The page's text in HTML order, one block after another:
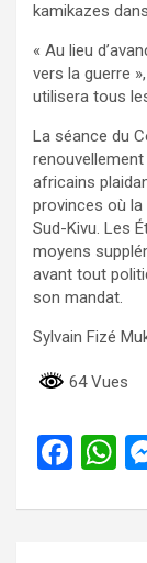
kamikazes
« Au lieu
vers la guerre
utilisera tous
La séance du
renouvellement
africains
provinces où la
Sud-Kivu. Les
moyens
avant tout
son mandat.
Sylvain Fizé
64 Vues
F
ce
W
at